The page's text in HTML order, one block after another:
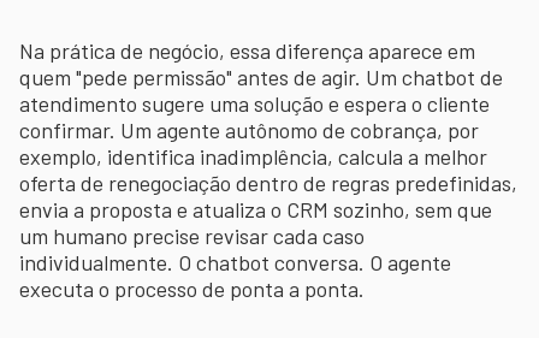
Na prática de negócio, essa diferença aparece em
quem "pede permissão" antes de agir. Um chatbot de
atendimento sugere uma solução e espera o cliente
confirmar. Um agente autônomo de cobrança, por
exemplo, identifica inadimplência, calcula a melhor
oferta de renegociação dentro de regras predefinidas,
envia a proposta e atualiza o CRM sozinho, sem que
um humano precise revisar cada caso
individualmente. O chatbot conversa. O agente
executa o processo de ponta a ponta.